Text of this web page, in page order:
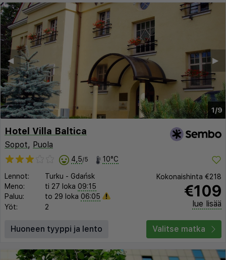
1/9
▶︎
◀︎
Hotel Villa Baltica
Sopot, Puola
4,5/5 10°C
Lennot: Turku - Gdańsk
Meno:
ti 27 loka 09:15
Paluu:
to 29 loka 06:05
Yöt:
2
Kokonaishinta €218
€109
lue lisää
Huoneen tyyppi ja lento Valitse matka